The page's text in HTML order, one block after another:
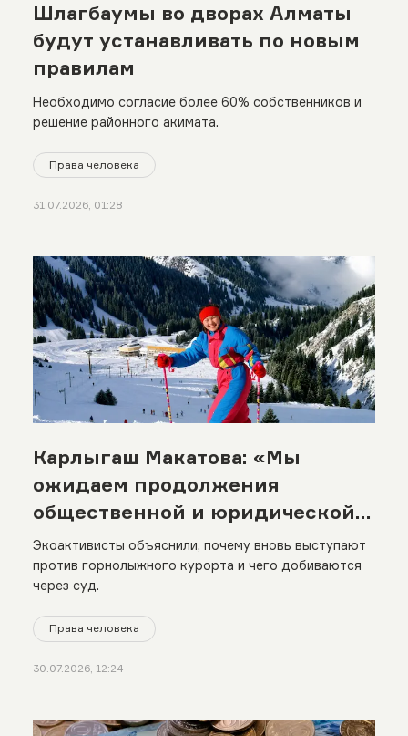
Шлагбаумы во дворах Алматы
будут устанавливать по новым
правилам
Необходимо согласие более 60% собственников и
решение районного акимата.
Права человека
31.07.2026, 01:28
Карлыгаш Макатова: «Мы
ожидаем продолжения
общественной и юридической
борьбы за Кок-Жайляу»
Экоактивисты объяснили, почему вновь выступают
против горнолыжного курорта и чего добиваются
через суд.
Права человека
30.07.2026, 12:24